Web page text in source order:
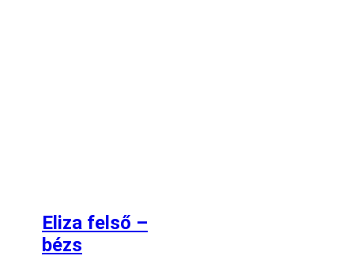
Eliza felső –
bézs